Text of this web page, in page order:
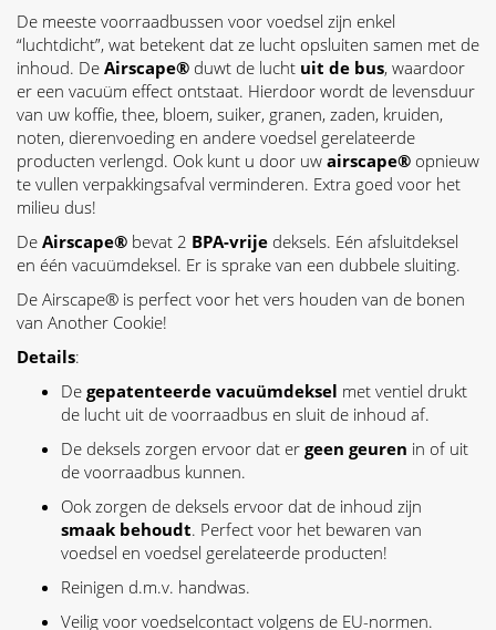
De meeste voorraadbussen voor voedsel zijn enkel
“luchtdicht”, wat betekent dat ze lucht opsluiten samen met de
inhoud. De Airscape® duwt de lucht uit de bus, waardoor
er een vacuüm effect ontstaat. Hierdoor wordt de levensduur
van uw koffie, thee, bloem, suiker, granen, zaden, kruiden,
noten, dierenvoeding en andere voedsel gerelateerde
producten verlengd. Ook kunt u door uw airscape® opnieuw
te vullen verpakkingsafval verminderen. Extra goed voor het
milieu dus!
De Airscape® bevat 2 BPA-vrije deksels. Eén afsluitdeksel
en één vacuümdeksel. Er is sprake van een dubbele sluiting.
De Airscape® is perfect voor het vers houden van de bonen
van Another Cookie!
Details:
De gepatenteerde vacuümdeksel met ventiel drukt
de lucht uit de voorraadbus en sluit de inhoud af.
De deksels zorgen ervoor dat er geen geuren in of uit
de voorraadbus kunnen.
Ook zorgen de deksels ervoor dat de inhoud zijn
smaak behoudt. Perfect voor het bewaren van
voedsel en voedsel gerelateerde producten!
Reinigen d.m.v. handwas.
Veilig voor voedselcontact volgens de EU-normen.